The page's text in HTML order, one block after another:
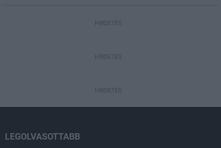
HIRDETÉS
HIRDETÉS
HIRDETÉS
LEGOLVASOTTABB